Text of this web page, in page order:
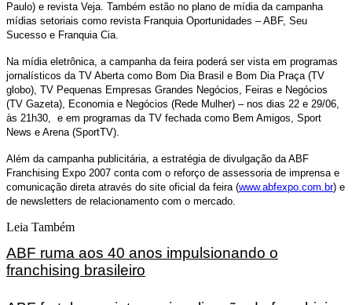
Paulo) e revista Veja. Também estão no plano de mídia da campanha
mídias setoriais como revista Franquia Oportunidades – ABF, Seu
Sucesso e Franquia Cia.
Na mídia eletrônica, a campanha da feira poderá ser vista em programas
jornalísticos da TV Aberta como Bom Dia Brasil e Bom Dia Praça (TV
globo), TV Pequenas Empresas Grandes Negócios, Feiras e Negócios
(TV Gazeta), Economia e Negócios (Rede Mulher) – nos dias 22 e 29/06,
às 21h30, e em programas da TV fechada como Bem Amigos, Sport
News e Arena (SportTV).
Além da campanha publicitária, a estratégia de divulgação da ABF
Franchising Expo 2007 conta com o reforço de assessoria de imprensa e
comunicação direta através do site oficial da feira (www.abfexpo.com.br) e
de newsletters de relacionamento com o mercado.
Leia Também
ABF ruma aos 40 anos impulsionando o
franchising brasileiro